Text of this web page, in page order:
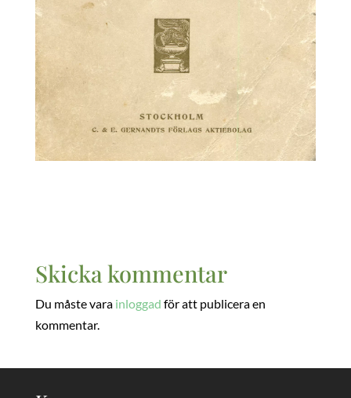
Skicka kommentar
Du måste vara inloggad för att publicera en
kommentar.